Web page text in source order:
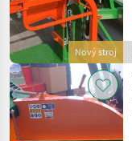
Nový stroj